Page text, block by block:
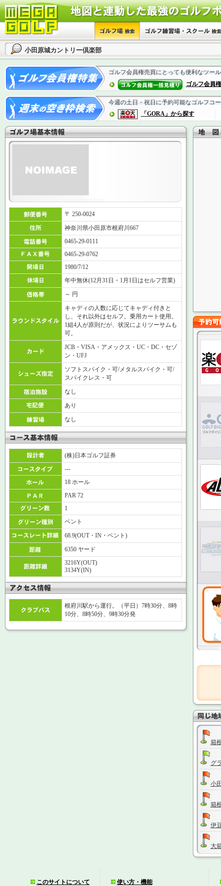
小田原城カントリー倶楽部
ゴルフ会員権売買にとっても便利なツー
ゴルフ会員
今週の土日・祝日に予約可能なゴルフコ
「GORA」から探す
〒 250-0024
神奈川県小田原市根府川667
0465-29-0111
0465-29-0762
1980/7/12
年中無休(12月31日・1月1日はセルフ営業)
～ 円
キャディの人数に応じてキャディ付きと
し、それ以外はセルフ。乗用カート使用。
1組4人が原則だが、状況によりツーサムも
可。
JCB・VISA・アメックス・UC・DC・セゾ
ン・UFJ
ソフトスパイク・可/メタルスパイク・可/
スパイクレス・可
なし
あり
なし
(株)日本ゴルフ証券
---
18 ホール
PAR 72
1
ベント
68.9(OUT・IN・ベント)
6350 ヤード
3216Y(OUT)
3134Y(IN)
根府川駅から運行。（平日）7時30分、8時
10分、8時50分、9時30分発
箱
グ
小
箱
伊
大
このサイトについて 使い方・機能